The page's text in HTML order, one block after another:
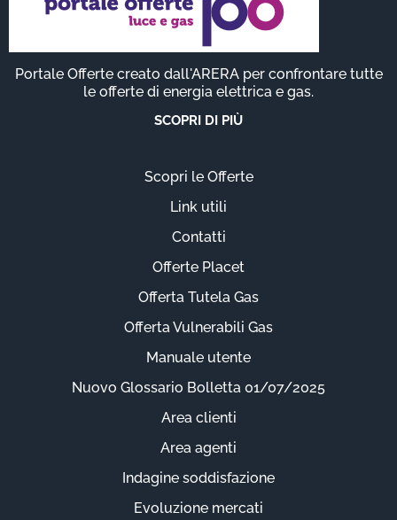
Portale Offerte creato dall'ARERA per confrontare tutte
le offerte di energia elettrica e gas.
SCOPRI DI PIÙ
Scopri le Offerte
Link utili
Contatti
Offerte Placet
Offerta Tutela Gas
Offerta Vulnerabili Gas
Manuale utente
Nuovo Glossario Bolletta 01/07/2025
Area clienti
Area agenti
Indagine soddisfazione
Evoluzione mercati